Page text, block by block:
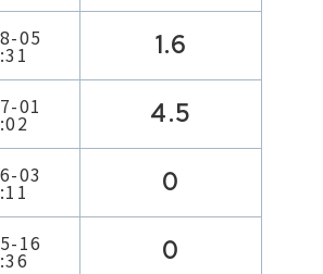
05 1.6
01 4.5
03 0
16 0